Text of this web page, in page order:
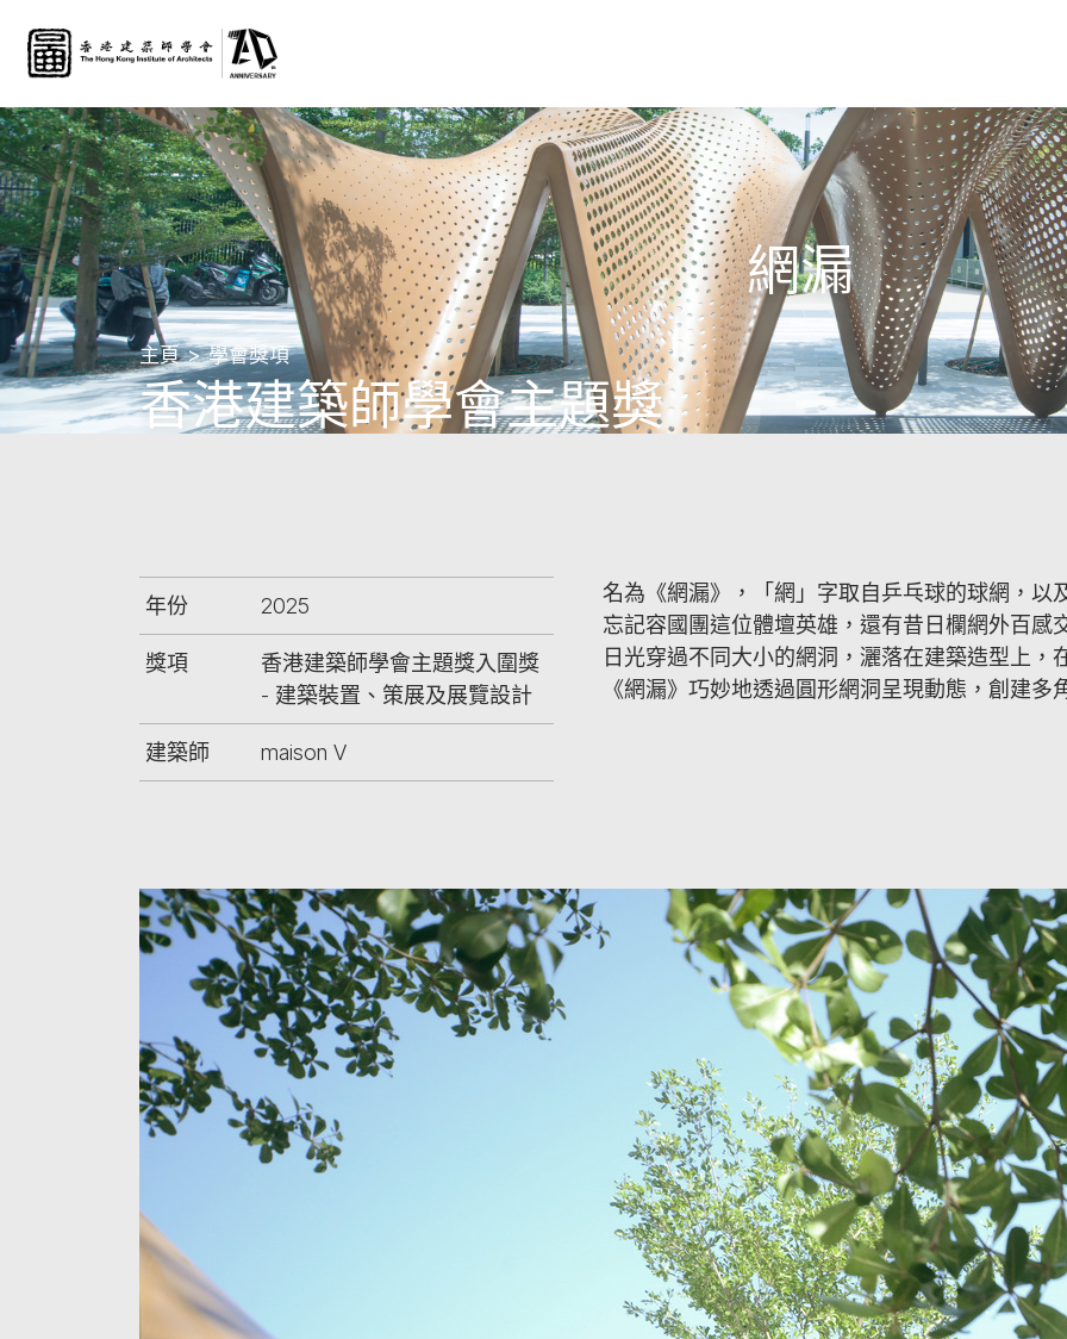
網漏
主頁 學會獎項
香港建築師學會主題獎
年份 2025
獎項
香港建築師學會主題獎入圍獎
- 建築裝置、策展及展覽設計
建築師 maison V
名為《網漏》，「網」字取自乒乓球的球網，以
忘記容國團這位體壇英雄，還有昔日欄網外百感
日光穿過不同大小的網洞，灑落在建築造型上
《網漏》巧妙地透過圓形網洞呈現動態，創建多